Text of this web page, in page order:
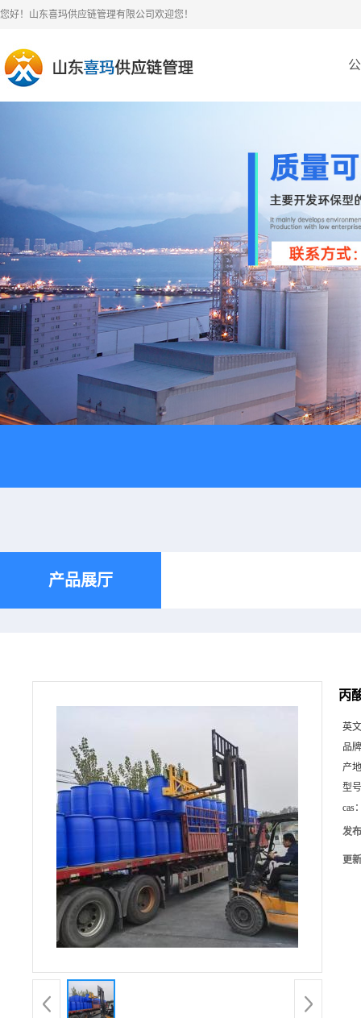
您好！山东喜玛供应链管理有限公司欢迎您！
产品展厅
丙
英
品
产
型
cas
发
更